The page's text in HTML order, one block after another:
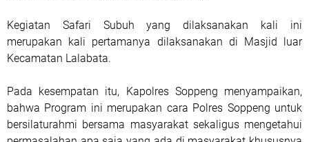
Kegiatan Safari Subuh yang dilaksanakan kali ini
merupakan kali pertamanya dilaksanakan di Masjid luar
Kecamatan Lalabata.
Pada kesempatan itu, Kapolres Soppeng menyampaikan,
bahwa Program ini merupakan cara Polres Soppeng untuk
bersilaturahmi bersama masyarakat sekaligus mengetahui